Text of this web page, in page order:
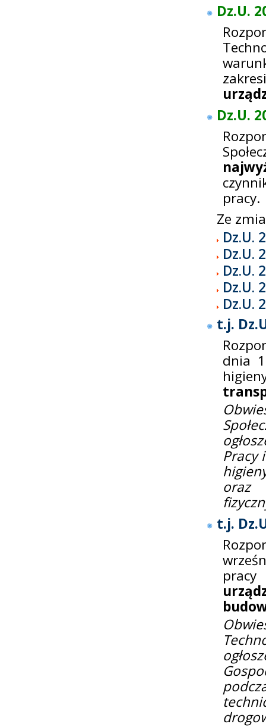
Dz.U.
Dz.U.
pracy.
Ze
Dz.U.
Dz.U.
Dz.U.
Dz.U.
Dz.U.
t.j.
dnia
Pracy
oraz
t.j.